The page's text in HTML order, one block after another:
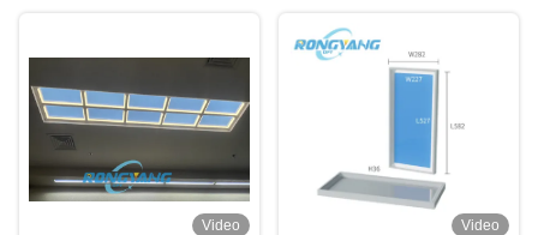
Video
Video